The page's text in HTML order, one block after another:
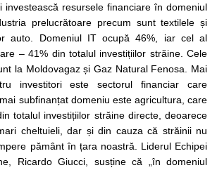
investească resursele financiare în domeniul
prelucrătoare precum sunt textilele și
auto. Domeniul IT ocupă 46%, iar cel al
– 41% din totalul investițiilor străine. Cele
la Moldovagaz și Gaz Natural Fenosa. Mai
investitori este sectorul financiar care
subfinanțat domeniu este agricultura, care
totalul investițiilor străine directe, deoarece
cheltuieli, dar și din cauza că străinii nu
pământ în țara noastră. Liderul Echipei
Ricardo Giucci, susține că „în domeniul